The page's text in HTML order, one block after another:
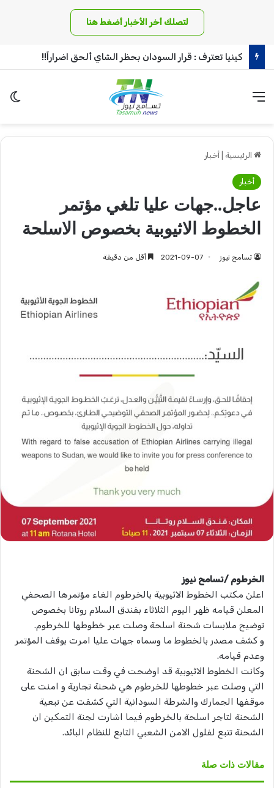
لتصلك أخر الأخبار أضغط هنا
كينيا تعترف : قرار السودان بحظر الشاي ألحق اضراراً!!
القائمة
الرئيسية أخبار
أخبار
عاجل..جهات عليا تلغي مؤتمر
الخطوط الاثيوبية بخصوص الاسلحة
تسامح نيوز 2021-09-07 أقل من دقيقة
الخرطوم /تسامح نيوز
اعلن مكتب الخطوط الاثيوبية بالخرطوم الغاء مؤتمرها الصحفي
المعلن قيامه ظهر اليوم الثلاثاء بفندق السلام روتانا بخصوص
توضيح ملابسات شحنة اسلحة وصلت عبر خطوطها للخرطوم.
و كشف مصدر بالخطوط ما وسماه جهات عليا امرت بوقف المؤتمر
وعدم قيامه.
وكانت الخطوط الاثيوبية قد اوضحت في وقت سابق ان الشحنة
التي وصلت عبر خطوطها للخرطوم هي شحنة تجارية و امنت على
موقفها الجمارك والشرطة السودانية التي كشفت عن تبعية
الشحنة لتاجر اسلحة بالخرطوم فيما اشارت لجنة التمكين ان
الشحنة تتبع لفلول الامن الشعبي التابع للنظام البائد.
مقالات ذات صلة